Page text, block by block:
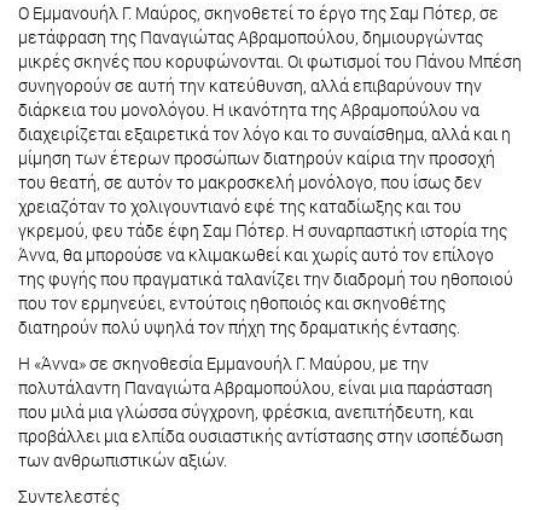
Ο Εμμανουήλ Γ. Μαύρος, σκηνοθετεί το έργο της Σαμ Πότερ, σε
μετάφραση της Παναγιώτας Αβραμοπούλου, δημιουργώντας
μικρές σκηνές που κορυφώνονται. Οι φωτισμοί του Πάνου Μπέση
συνηγορούν σε αυτή την κατεύθυνση, αλλά επιβαρύνουν την
διάρκεια του μονολόγου. Η ικανότητα της Αβραμοπούλου να
διαχειρίζεται εξαιρετικά τον λόγο και το συναίσθημα, αλλά και η
μίμηση των έτερων προσώπων διατηρούν καίρια την προσοχή
του θεατή, σε αυτόν το μακροσκελή μονόλογο, που ίσως δεν
χρειαζόταν το χολιγουντιανό εφέ της καταδίωξης και του
γκρεμού, φευ τάδε έφη Σαμ Πότερ. Η συναρπαστική ιστορία της
Άννα, θα μπορούσε να κλιμακωθεί και χωρίς αυτό τον επίλογο
της φυγής που πραγματικά ταλανίζει την διαδρομή του ηθοποιού
που τον ερμηνεύει, εντούτοις ηθοποιός και σκηνοθέτης
διατηρούν πολύ υψηλά τον πήχη της δραματικής έντασης.
Η «Άννα» σε σκηνοθεσία Εμμανουήλ Γ. Μαύρου, με την
πολυτάλαντη Παναγιώτα Αβραμοπούλου, είναι μια παράσταση
που μιλά μια γλώσσα σύγχρονη, φρέσκια, ανεπιτήδευτη, και
προβάλλει μια ελπίδα ουσιαστικής αντίστασης στην ισοπέδωση
των ανθρωπιστικών αξιών.
Συντελεστές